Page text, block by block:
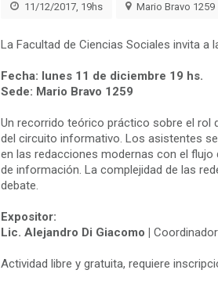
11/12/2017, 19hs Mario Bravo 1259
La Facultad de Ciencias Sociales invita a
Fecha: lunes 11 de diciembre 19 hs.
Sede: Mario Bravo 1259
Un recorrido teórico práctico sobre el rol
del circuito informativo. Los asistentes
en las redacciones modernas con el
de información. La complejidad de las
debate.
Expositor:
Lic. Alejandro Di Giacomo |
Actividad libre y gratuita, requiere